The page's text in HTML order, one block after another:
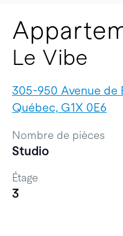
Le Vibe
305-950 Avenue de
Québec, G1X 0E6
Nombre de pièces
Studio
Étage
3